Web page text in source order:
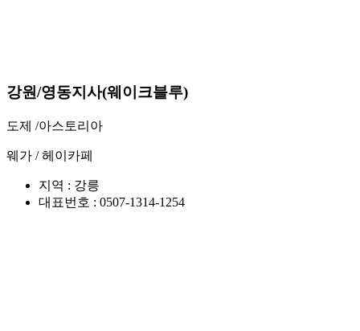
강원/영동지사(웨이크블루)
도제 /아스토리아
웨가 /헤이카페
지역 : 강릉
대표번호 : 0507-1314-1254